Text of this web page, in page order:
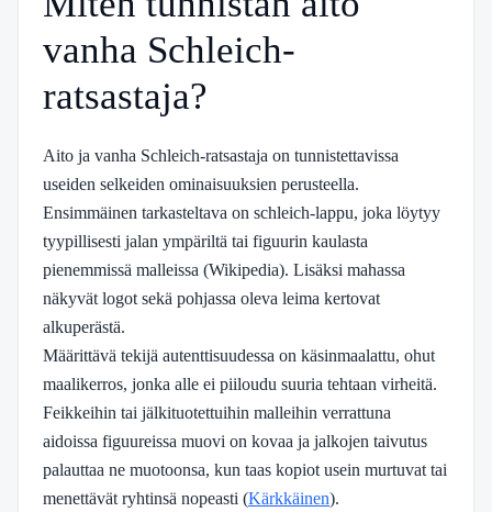
vanha Schleich-
ratsastaja?
Aito ja vanha Schleich-ratsastaja on tunnistettavissa
useiden selkeiden ominaisuuksien perusteella.
Ensimmäinen tarkasteltava on schleich-lappu, joka löytyy
tyypillisesti jalan ympäriltä tai figuurin kaulasta
pienemmissä malleissa (Wikipedia). Lisäksi mahassa
näkyvät logot sekä pohjassa oleva leima kertovat
alkuperästä.
Määrittävä tekijä autenttisuudessa on käsinmaalattu, ohut
maalikerros, jonka alle ei piiloudu suuria tehtaan virheitä.
Feikkeihin tai jälkituotettuihin malleihin verrattuna
aidoissa figuureissa muovi on kovaa ja jalkojen taivutus
palauttaa ne muotoonsa, kun taas kopiot usein murtuvat tai
menettävät ryhtinsä nopeasti (Kärkkäinen).